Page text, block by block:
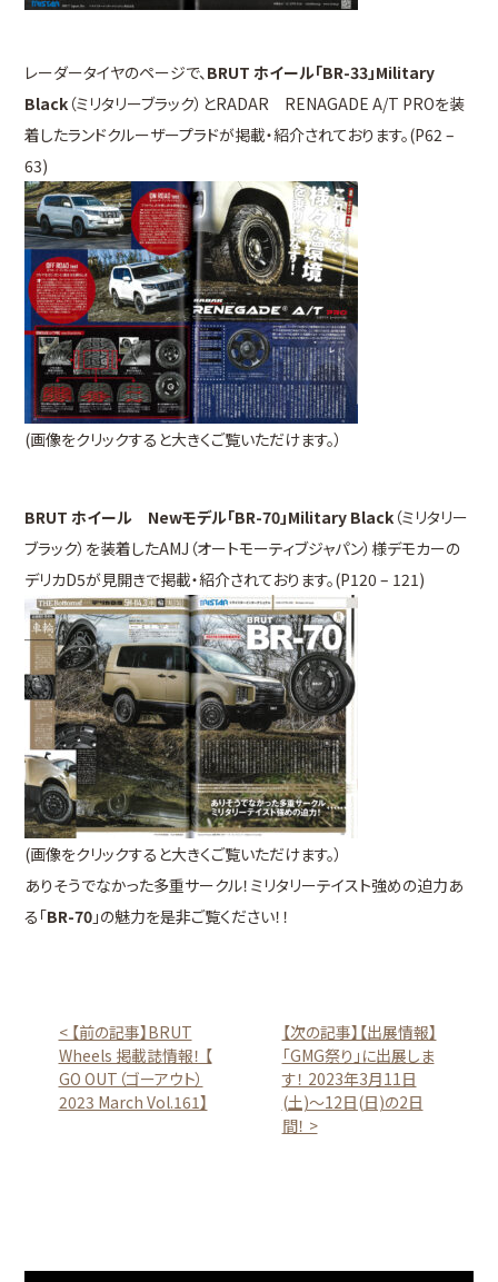
レーダータイヤのページで、BRUT ホイール「BR-33」Military
Black （ミリタリーブラック）とRADAR RENAGADE A/T PROを装
着したランドクルーザープラドが掲載・紹介されております。(P62 –
63)
(画像をクリックすると大きくご覧いただけます。）
BRUT ホイール Newモデル「BR-70」Military Black （ミリタリー
ブラック）を装着したAMJ（オートモーティブジャパン）様デモカーの
デリカD5が見開きで掲載・紹介されております。(P120 – 121)
(画像をクリックすると大きくご覧いただけます。）
ありそうでなかった多重サークル！ミリタリーテイスト強めの迫力あ
る「BR-70 」の魅力を是非ご覧ください！！
< 【前の記事】BRUT
Wheels 掲載誌情報！ 【
GO OUT（ゴーアウト）
2023 March Vol.161】
【次の記事】【出展情報】
「GMG祭り」に出展しま
す！ 2023年3月11日
(土)～12日(日)の2日
間！ >